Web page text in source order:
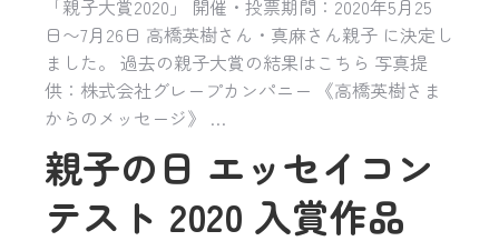
「親子大賞2020」 開催・投票期間：2020年5月25
日〜7月26日 高橋英樹さん・真麻さん親子 に決定し
ました。 過去の親子大賞の結果はこちら 写真提
供：株式会社グレープカンパニー 《高橋英樹さま
からのメッセージ》 …
親子の日 エッセイコン
テスト 2020 入賞作品